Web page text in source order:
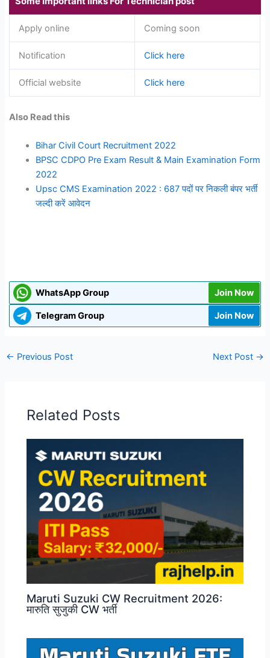
Apply online Coming soon
Notification Click here
Official website Click here
Also Read this
Bihar Civil Court Recruitment 2022
BPSC CDPO Pre Exam Result & Main Examination Form
2022
Upsc CMS Examination 2022 : 687 पदों पर निकली बंपर भर्ती
जल्दी करें आवेदन
WhatsApp Group Join Now
Telegram Group Join Now
← Previous Post Next Post →
Related Posts
Maruti Suzuki CW Recruitment 2026:
मारुति सुजुकी CW भर्ती